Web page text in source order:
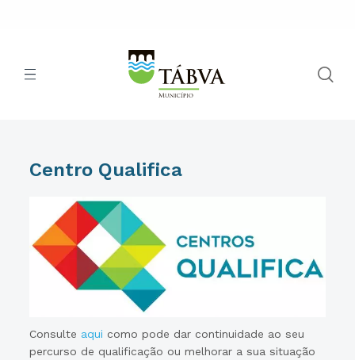
Centro Qualifica
Consulte aqui como pode dar continuidade ao seu
percurso de qualificação ou melhorar a sua situação